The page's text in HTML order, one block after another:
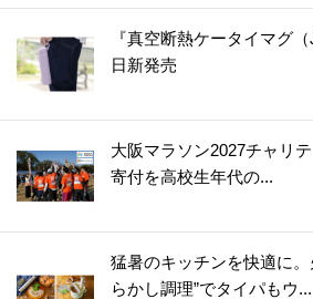
『真空断熱ケータイマグ
日新発売
大阪マラソン2027チャリ
寄付を高校生年代の...
猛暑のキッチンを快適に。
らかし調理”でタイパもウ...